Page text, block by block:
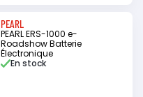
PEARL
PEARL ERS-1000 e-
Roadshow Batterie
Électronique
En stock